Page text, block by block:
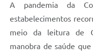
A pandemia da
estabelecimentos
meio da leitura de
manobra de saúde